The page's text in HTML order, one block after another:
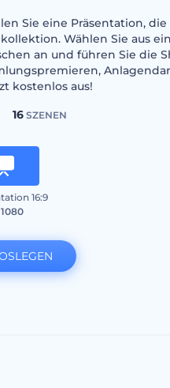
Sie eine Präsentation,
Wählen Sie aus
an und führen Sie die
kostenlos aus!
16SZENEN
16:9